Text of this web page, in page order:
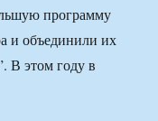
программу
и объединили их
В этом году в